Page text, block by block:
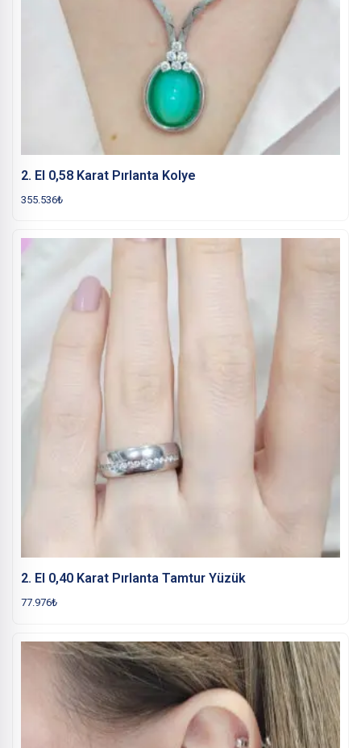
2. El 0,58 Karat Pırlanta Kolye
355.536₺
2. El 0,40 Karat Pırlanta Tamtur Yüzük
77.976₺